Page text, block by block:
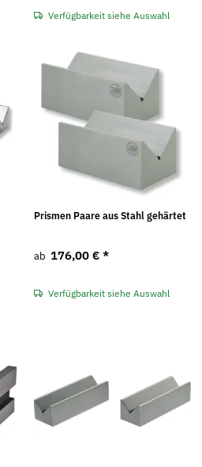
Verfügbarkeit siehe Auswahl
Prismen Paare aus Stahl gehärtet
ab 176,00 € *
Verfügbarkeit siehe Auswahl